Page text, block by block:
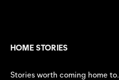
HOME STORIES
Stories worth coming home to.